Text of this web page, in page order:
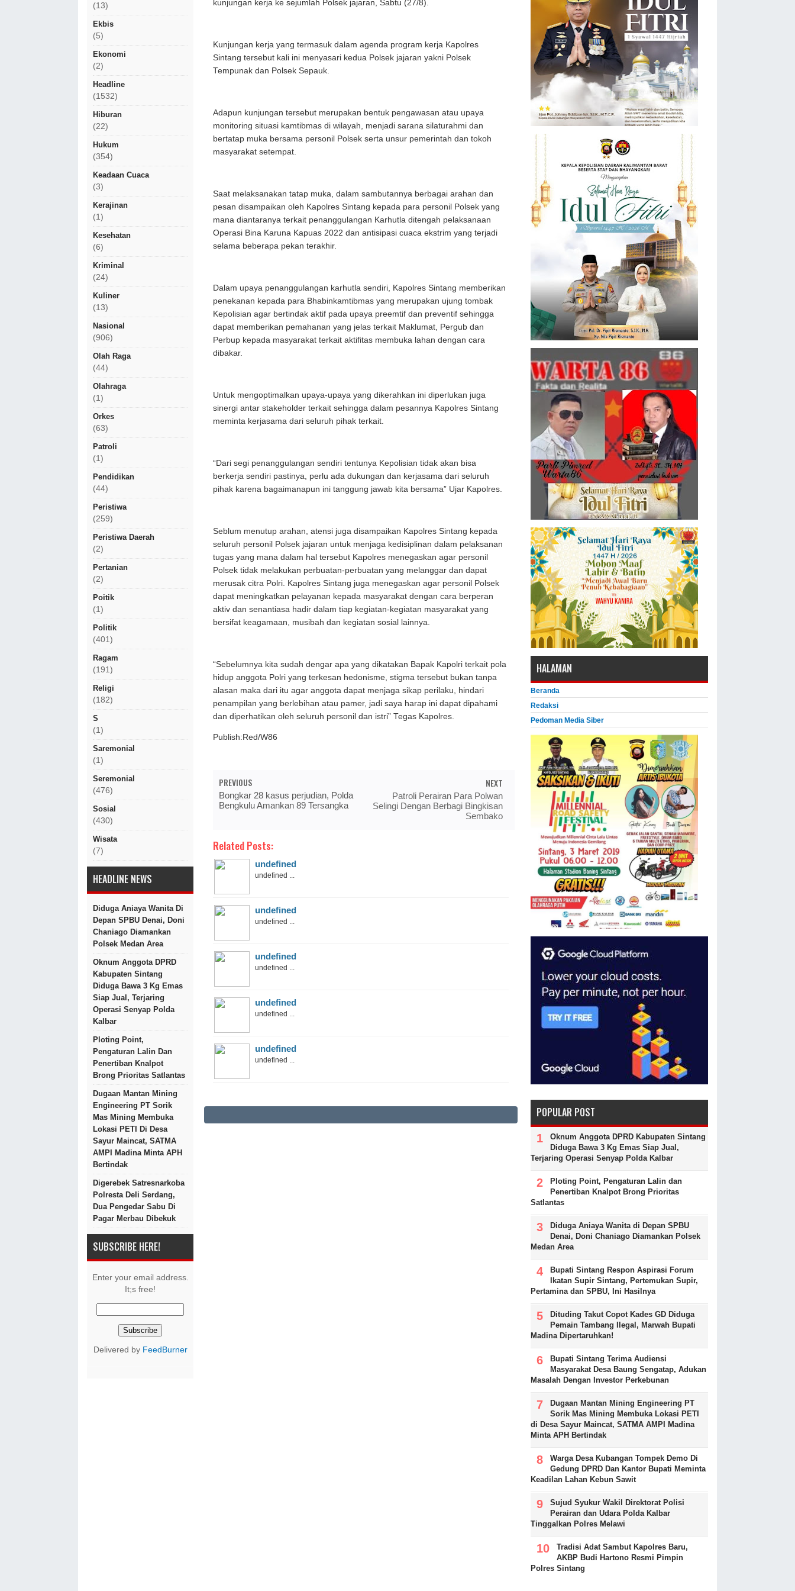
(13)
Ekbis
(5)
Ekonomi
(2)
Headline
(1532)
Hiburan
(22)
Hukum
(354)
Keadaan Cuaca
(3)
Kerajinan
(1)
Kesehatan
(6)
Kriminal
(24)
Kuliner
(13)
Nasional
(906)
Olah Raga
(44)
Olahraga
(1)
Orkes
(63)
Patroli
(1)
Pendidikan
(44)
Peristiwa
(259)
Peristiwa Daerah
(2)
Pertanian
(2)
Poitik
(1)
Politik
(401)
Ragam
(191)
Religi
(182)
S
(1)
Saremonial
(1)
Seremonial
(476)
Sosial
(430)
Wisata
(7)
HEADLINE NEWS
Diduga Aniaya Wanita Di
Depan SPBU Denai, Doni
Chaniago Diamankan
Polsek Medan Area
Oknum Anggota DPRD
Kabupaten Sintang
Diduga Bawa 3 Kg Emas
Siap Jual, Terjaring
Operasi Senyap Polda
Kalbar
Ploting Point,
Pengaturan Lalin Dan
Penertiban Knalpot
Brong Prioritas Satlantas
Dugaan Mantan Mining
Engineering PT Sorik
Mas Mining Membuka
Lokasi PETI Di Desa
Sayur Maincat, SATMA
AMPI Madina Minta APH
Bertindak
Digerebek Satresnarkoba
Polresta Deli Serdang,
Dua Pengedar Sabu Di
Pagar Merbau Dibekuk
SUBSCRIBE HERE!
Enter your email address.
It;s free!
Delivered by FeedBurner
kunjungan kerja ke sejumlah Polsek jajaran, Sabtu (27/8).
Kunjungan kerja yang termasuk dalam agenda program kerja Kapolres
Sintang tersebut kali ini menyasari kedua Polsek jajaran yakni Polsek
Tempunak dan Polsek Sepauk.
Adapun kunjungan tersebut merupakan bentuk pengawasan atau upaya
monitoring situasi kamtibmas di wilayah, menjadi sarana silaturahmi dan
bertatap muka bersama personil Polsek serta unsur pemerintah dan tokoh
masyarakat setempat.
Saat melaksanakan tatap muka, dalam sambutannya berbagai arahan dan
pesan disampaikan oleh Kapolres Sintang kepada para personil Polsek yang
mana diantaranya terkait penanggulangan Karhutla ditengah pelaksanaan
Operasi Bina Karuna Kapuas 2022 dan antisipasi cuaca ekstrim yang terjadi
selama beberapa pekan terakhir.
Dalam upaya penanggulangan karhutla sendiri, Kapolres Sintang memberikan
penekanan kepada para Bhabinkamtibmas yang merupakan ujung tombak
Kepolisian agar bertindak aktif pada upaya preemtif dan preventif sehingga
dapat memberikan pemahanan yang jelas terkait Maklumat, Pergub dan
Perbup kepada masyarakat terkait aktifitas membuka lahan dengan cara
dibakar.
Untuk mengoptimalkan upaya-upaya yang dikerahkan ini diperlukan juga
sinergi antar stakeholder terkait sehingga dalam pesannya Kapolres Sintang
meminta kerjasama dari seluruh pihak terkait.
“Dari segi penanggulangan sendiri tentunya Kepolisian tidak akan bisa
berkerja sendiri pastinya, perlu ada dukungan dan kerjasama dari seluruh
pihak karena bagaimanapun ini tanggung jawab kita bersama” Ujar Kapolres.
Seblum menutup arahan, atensi juga disampaikan Kapolres Sintang kepada
seluruh personil Polsek jajaran untuk menjaga kedisiplinan dalam pelaksanan
tugas yang mana dalam hal tersebut Kapolres menegaskan agar personil
Polsek tidak melakukan perbuatan-perbuatan yang melanggar dan dapat
merusak citra Polri. Kapolres Sintang juga menegaskan agar personil Polsek
dapat meningkatkan pelayanan kepada masyarakat dengan cara berperan
aktiv dan senantiasa hadir dalam tiap kegiatan-kegiatan masyarakat yang
bersifat keagamaan, musibah dan kegiatan sosial lainnya.
“Sebelumnya kita sudah dengar apa yang dikatakan Bapak Kapolri terkait pola
hidup anggota Polri yang terkesan hedonisme, stigma tersebut bukan tanpa
alasan maka dari itu agar anggota dapat menjaga sikap perilaku, hindari
penampilan yang berlebihan atau pamer, jadi saya harap ini dapat dipahami
dan diperhatikan oleh seluruh personil dan istri” Tegas Kapolres.
Publish:Red/W86
PREVIOUS
Bongkar 28 kasus perjudian, Polda
Bengkulu Amankan 89 Tersangka
NEXT
Patroli Perairan Para Polwan
Selingi Dengan Berbagi Bingkisan
Sembako
Related Posts:
undefined
undefined ...
undefined
undefined ...
undefined
undefined ...
undefined
undefined ...
undefined
undefined ...
HALAMAN
Beranda
Redaksi
Pedoman Media Siber
POPULAR POST
Oknum Anggota DPRD Kabupaten Sintang
Diduga Bawa 3 Kg Emas Siap Jual,
Terjaring Operasi Senyap Polda Kalbar
Ploting Point, Pengaturan Lalin dan
Penertiban Knalpot Brong Prioritas
Satlantas
Diduga Aniaya Wanita di Depan SPBU
Denai, Doni Chaniago Diamankan Polsek
Medan Area
Bupati Sintang Respon Aspirasi Forum
Ikatan Supir Sintang, Pertemukan Supir,
Pertamina dan SPBU, Ini Hasilnya
Dituding Takut Copot Kades GD Diduga
Pemain Tambang Ilegal, Marwah Bupati
Madina Dipertaruhkan!
Bupati Sintang Terima Audiensi
Masyarakat Desa Baung Sengatap, Adukan
Masalah Dengan Investor Perkebunan
Dugaan Mantan Mining Engineering PT
Sorik Mas Mining Membuka Lokasi PETI
di Desa Sayur Maincat, SATMA AMPI Madina
Minta APH Bertindak
Warga Desa Kubangan Tompek Demo Di
Gedung DPRD Dan Kantor Bupati Meminta
Keadilan Lahan Kebun Sawit
Sujud Syukur Wakil Direktorat Polisi
Perairan dan Udara Polda Kalbar
Tinggalkan Polres Melawi
Tradisi Adat Sambut Kapolres Baru,
AKBP Budi Hartono Resmi Pimpin
Polres Sintang